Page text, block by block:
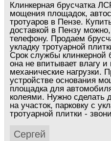
Клинкерная брусчатка
мощения площадок,
тротуаров в Пензе.
доставкой в Пензу
телефону. Продаем
укладку тротуарной
Срок службы клинкерной
она не впитывает влагу
механические нагрузки.
устройстве основания
площадка для
колеями. Нужно сделать
на участок, парковку с
тротуарной плитки -
Сергей